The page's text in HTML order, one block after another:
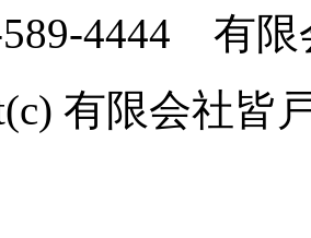
589-4444 有限
有限会社皆